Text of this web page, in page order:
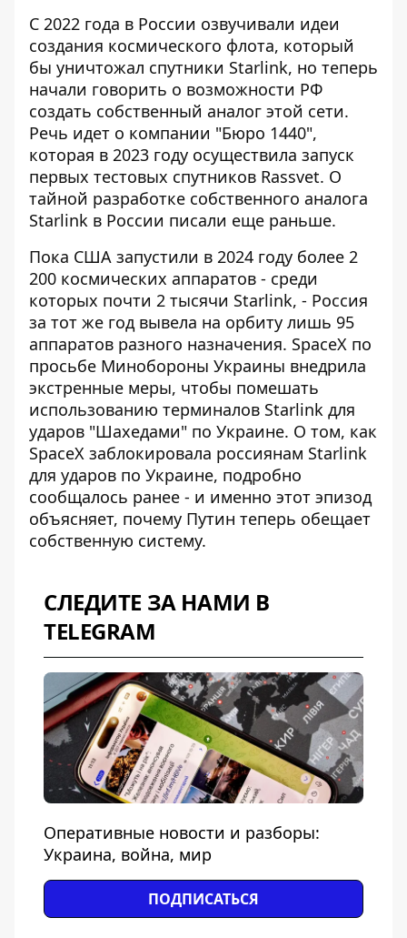
С 2022 года в России озвучивали идеи
создания космического флота, который
бы уничтожал спутники Starlink, но теперь
начали говорить о возможности РФ
создать собственный аналог этой сети.
Речь идет о компании "Бюро 1440",
которая в 2023 году осуществила запуск
первых тестовых спутников Rassvet. О
тайной разработке собственного аналога
Starlink в России писали еще раньше.
Пока США запустили в 2024 году более 2
200 космических аппаратов - среди
которых почти 2 тысячи Starlink, - Россия
за тот же год вывела на орбиту лишь 95
аппаратов разного назначения. SpaceX по
просьбе Минобороны Украины внедрила
экстренные меры, чтобы помешать
использованию терминалов Starlink для
ударов "Шахедами" по Украине. О том, как
SpaceX заблокировала россиянам Starlink
для ударов по Украине, подробно
сообщалось ранее - и именно этот эпизод
объясняет, почему Путин теперь обещает
собственную систему.
СЛЕДИТЕ ЗА НАМИ В
TELEGRAM
Оперативные новости и разборы:
Украина, война, мир
ПОДПИСАТЬСЯ